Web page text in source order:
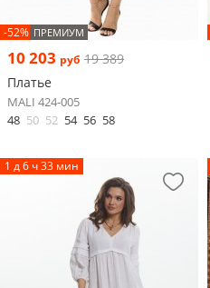
-52% ПРЕМИУМ
10 203 руб 19 389
Платье
MALI 424-005
48 50 52 54 56 58
1 д 6 ч 33 мин